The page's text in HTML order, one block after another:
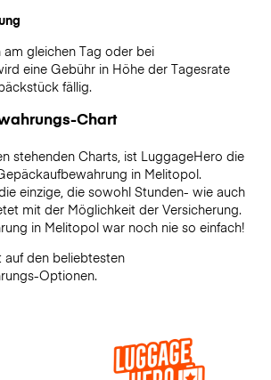
am gleichen Tag oder bei
eine Gebühr in Höhe der Tagesrate
fällig.
Chart
stehenden Charts, ist LuggageHero die
in Melitopol.
einzige, die sowohl Stunden- wie auch
mit der Möglichkeit der Versicherung.
in Melitopolwar noch nie so einfach!
auf den beliebtesten
Optionen.